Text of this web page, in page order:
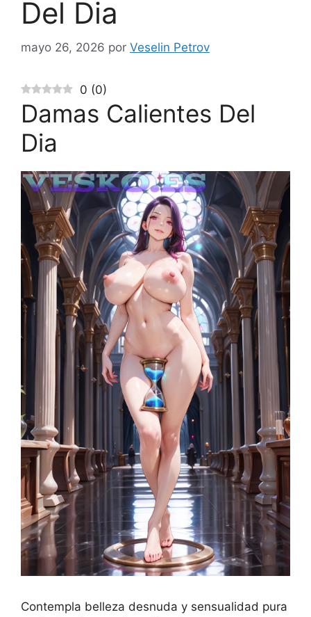
Del Dia
mayo 26, 2026 por Veselin Petrov
0 (0)
Damas Calientes Del
Dia
Contempla belleza desnuda y sensualidad pura